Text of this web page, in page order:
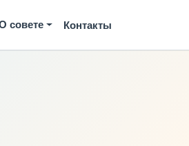
совете Контакты